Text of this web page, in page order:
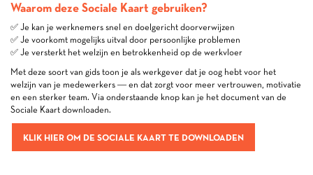
Waarom deze Sociale Kaart gebruiken?
✅ Je kan je werknemers snel en doelgericht doorverwijzen
✅ Je voorkomt mogelijks uitval door persoonlijke problemen
✅ Je versterkt het welzijn en betrokkenheid op de werkvloer
Met deze soort van gids toon je als werkgever dat je oog hebt voor het
welzijn van je medewerkers — en dat zorgt voor meer vertrouwen, motivatie
en een sterker team. Via onderstaande knop kan je het document van de
Sociale Kaart downloaden.
KLIK HIER OM DE SOCIALE KAART TE DOWNLOADEN